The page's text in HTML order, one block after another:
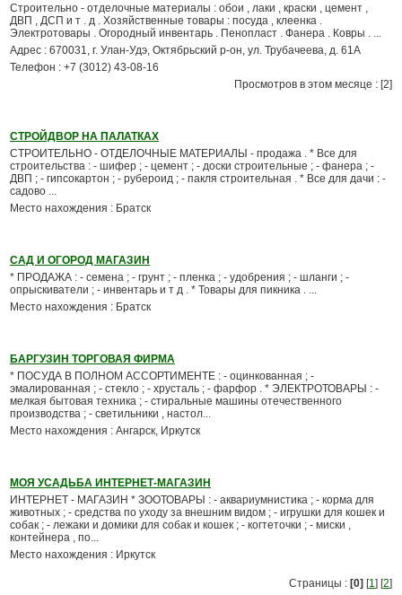
Строительно - отделочные материалы : обои , лаки , краски , цемент ,
ДВП , ДСП и т . д . Хозяйственные товары : посуда , клеенка .
Электротовары . Огородный инвентарь . Пенопласт . Фанера . Ковры . ...
Адрес : 670031, г. Улан-Удэ, Октябрьский р-он, ул. Трубачеева, д. 61А
Телефон : +7 (3012) 43-08-16
Просмотров в этом месяце : [2]
СТРОЙДВОР НА ПАЛАТКАХ
СТРОИТЕЛЬНО - ОТДЕЛОЧНЫЕ МАТЕРИАЛЫ - продажа . * Все для
строительства : - шифер ; - цемент ; - доски строительные ; - фанера ; -
ДВП ; - гипсокартон ; - рубероид ; - пакля строительная . * Все для дачи : -
садово ...
Место нахождения : Братск
САД И ОГОРОД МАГАЗИН
* ПРОДАЖА : - семена ; - грунт ; - пленка ; - удобрения ; - шланги ; -
опрыскиватели ; - инвентарь и т д . * Товары для пикника . ...
Место нахождения : Братск
БАРГУЗИН ТОРГОВАЯ ФИРМА
* ПОСУДА В ПОЛНОМ АССОРТИМЕНТЕ : - оцинкованная ; -
эмалированная ; - стекло ; - хрусталь ; - фарфор . * ЭЛЕКТРОТОВАРЫ : -
мелкая бытовая техника ; - стиральные машины отечественного
производства ; - светильники , настол...
Место нахождения : Ангарск, Иркутск
МОЯ УСАДЬБА ИНТЕРНЕТ-МАГАЗИН
ИНТЕРНЕТ - МАГАЗИН * ЗООТОВАРЫ : - аквариумнистика ; - корма для
животных ; - средства по уходу за внешним видом ; - игрушки для кошек и
собак ; - лежаки и домики для собак и кошек ; - когтеточки ; - миски ,
контейнера , по...
Место нахождения : Иркутск
Страницы : [0] [1] [2]